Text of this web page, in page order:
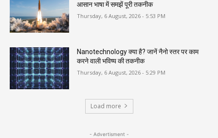
आसान भाषा में समझें पूरी तकनीक
Thursday, 6 August, 2026 - 5:53 PM
Nanotechnology क्या है? जानें नैनो स्तर पर काम
करने वाली भविष्य की तकनीक
Thursday, 6 August, 2026 - 5:29 PM
Load more
- Advertisment -